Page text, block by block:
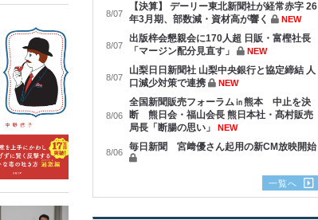
8/07
【決算】 デーリー東北新聞社が経常赤字 26
年3月期、部数減・資材高が響く
NEW
8/07
出版梓会懇親会に170人超 日販・富樫社長
「マージン配分見直す」
NEW
8/07
山梨日日新聞社 山梨中央銀行と協定締結 人
口減少対策で連携
NEW
8/06
全国新聞販売フォーラム㏌熊本 中止を決
断 熊日会・福山会長 熊日本社・髙村販売
局長「断腸の思い」
NEW
8/06 毎日新聞 宮﨑優さん起用の新CM放映開始
一覧へ